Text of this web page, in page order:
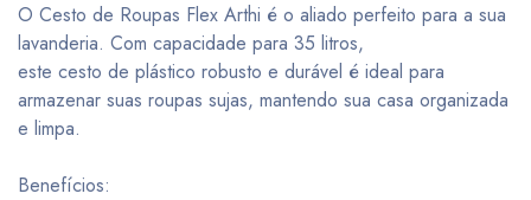
O Cesto de Roupas Flex Arthi é o aliado perfeito para a sua
lavanderia. Com capacidade para 35 litros,
este cesto de plástico robusto e durável é ideal para
armazenar suas roupas sujas, mantendo sua casa organizada
e limpa.
Benefícios: